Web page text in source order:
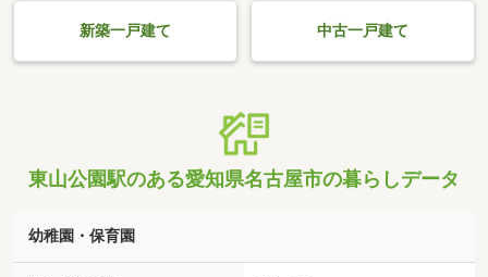
新築一戸建て 中古一戸建て
東山公園駅のある愛知県名古屋市の暮らしデータ
幼稚園・保育園